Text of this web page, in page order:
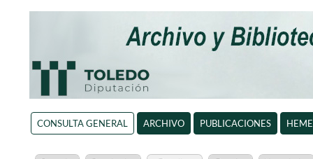
CONSULTA GENERAL ARCHIVO PUBLICACIONES